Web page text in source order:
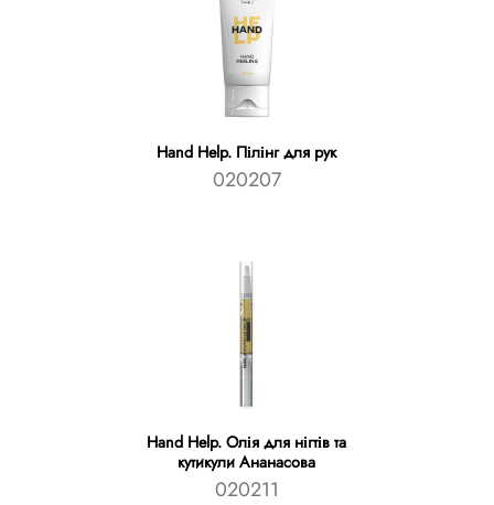
Hand Help. Пілінг для рук
020207
Hand Help. Олія для нігтів та
кутикули Ананасова
020211